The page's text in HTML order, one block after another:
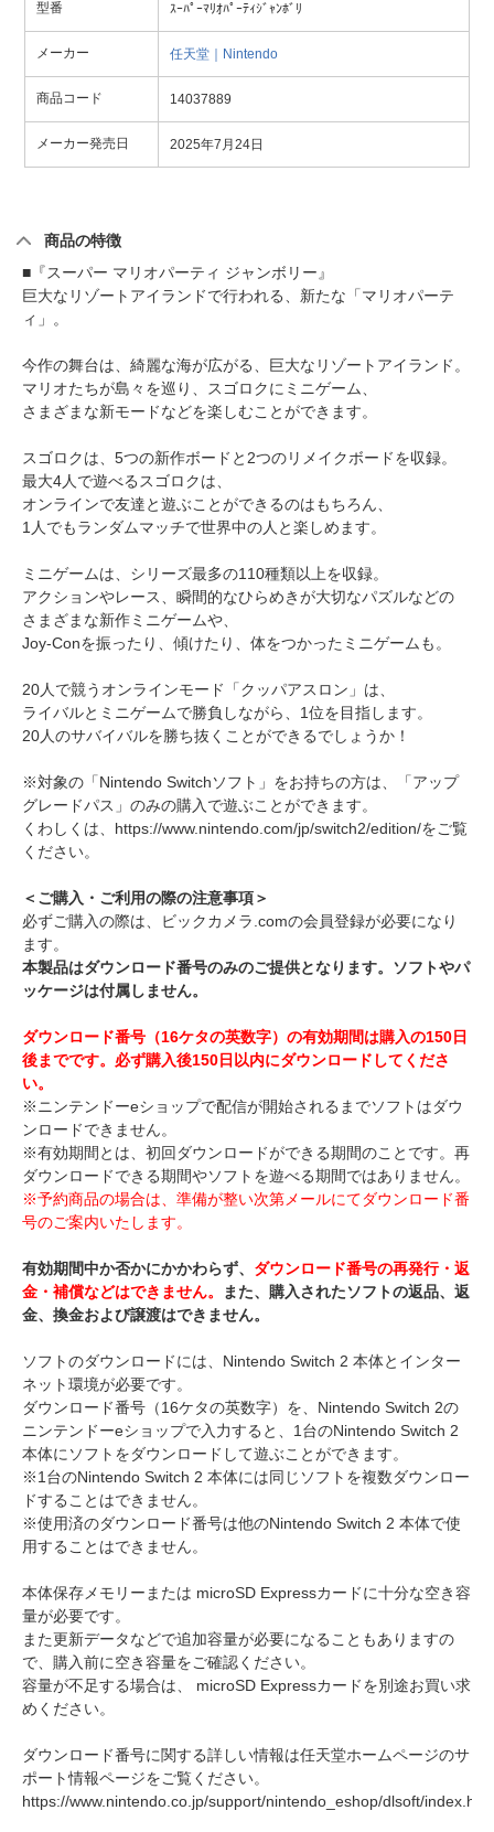
型番 ｽｰﾊﾟｰﾏﾘｵﾊﾟｰﾃｨｼﾞｬﾝﾎﾞﾘ
メーカー 任天堂｜Nintendo
商品コード 14037889
メーカー発売日 2025年7月24日
商品の特徴
■『スーパー マリオパーティ ジャンボリー』
巨大なリゾートアイランドで行われる、新たな「マリオパーテ
ィ」。
今作の舞台は、綺麗な海が広がる、巨大なリゾートアイランド。
マリオたちが島々を巡り、スゴロクにミニゲーム、
さまざまな新モードなどを楽しむことができます。
スゴロクは、5つの新作ボードと2つのリメイクボードを収録。
最大4人で遊べるスゴロクは、
オンラインで友達と遊ぶことができるのはもちろん、
1人でもランダムマッチで世界中の人と楽しめます。
ミニゲームは、シリーズ最多の110種類以上を収録。
アクションやレース、瞬間的なひらめきが大切なパズルなどの
さまざまな新作ミニゲームや、
Joy-Conを振ったり、傾けたり、体をつかったミニゲームも。
20人で競うオンラインモード「クッパアスロン」は、
ライバルとミニゲームで勝負しながら、1位を目指します。
20人のサバイバルを勝ち抜くことができるでしょうか！
※対象の「Nintendo Switchソフト」をお持ちの方は、「アップ
グレードパス」のみの購入で遊ぶことができます。
くわしくは、https://www.nintendo.com/jp/switch2/edition/をご覧
ください。
＜ご購入・ご利用の際の注意事項＞
必ずご購入の際は、ビックカメラ.comの会員登録が必要になり
ます。
本製品はダウンロード番号のみのご提供となります。ソフトやパ
ッケージは付属しません。
ダウンロード番号（16ケタの英数字）の有効期間は購入の150日
後までです。必ず購入後150日以内にダウンロードしてくださ
い。
※ニンテンドーeショップで配信が開始されるまでソフトはダウ
ンロードできません。
※有効期間とは、初回ダウンロードができる期間のことです。再
ダウンロードできる期間やソフトを遊べる期間ではありません。
※予約商品の場合は、準備が整い次第メールにてダウンロード番
号のご案内いたします。
有効期間中か否かにかかわらず、 ダウンロード番号の再発行・返
金・補償などはできません。
また、購入されたソフトの返品、返
金、換金および譲渡はできません。
ソフトのダウンロードには、Nintendo Switch 2 本体とインター
ネット環境が必要です。
ダウンロード番号（16ケタの英数字）を、Nintendo Switch 2の
ニンテンドーeショップで入力すると、1台のNintendo Switch 2
本体にソフトをダウンロードして遊ぶことができます。
※1台のNintendo Switch 2 本体には同じソフトを複数ダウンロー
ドすることはできません。
※使用済のダウンロード番号は他のNintendo Switch 2 本体で使
用することはできません。
本体保存メモリーまたは microSD Expressカードに十分な空き容
量が必要です。
また更新データなどで追加容量が必要になることもありますの
で、購入前に空き容量をご確認ください。
容量が不足する場合は、 microSD Expressカードを別途お買い求
めください。
ダウンロード番号に関する詳しい情報は任天堂ホームページのサ
ポート情報ページをご覧ください。
https://www.nintendo.co.jp/support/nintendo_eshop/dlsoft/